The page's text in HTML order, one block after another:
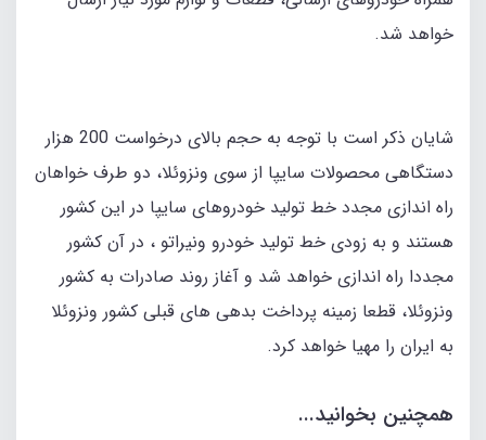
خواهد شد.
شایان ذکر است با توجه به حجم بالای درخواست 200 هزار
دستگاهی محصولات سایپا از سوی ونزوئلا، دو طرف خواهان
راه اندازی مجدد خط تولید خودروهای سایپا در این کشور
هستند و به زودی خط توليد خودرو ونيراتو ، در آن کشور
مجددا راه اندازی خواهد شد و آغاز روند صادرات به کشور
ونزوئلا، قطعا زمینه پرداخت بدهی های قبلی کشور ونزوئلا
به ایران را مهیا خواهد کرد.
همچنین بخوانید...